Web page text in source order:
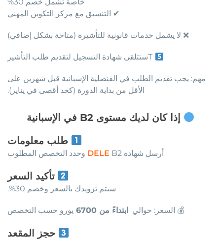
✔ التنسيق مع مركز التكوين المهني
❌ لا يشمل خدمات قانونية للتأشيرة (متاحة بشكل إضافي)
Tستتلقى شهادة التسجيل لتقديم طلب التأشير
مهم: يجب تقديم الطلب في القنصلية الإسبانية قبل شهرين على
الأقل من بداية الدورة (كحد أقصى في يناير).
إذا كان لديك مستوى B2 في الإسبانية
طلب معلومات
أرسل شهادة DELE B2 وحدد التخصص المطلوب
تأكيد السعر
سيتم تزويدك بالسعر وخصم 30%.
💰 السعر: حوالي ابتداءً من 6700 يورو حسب التخصص
حجز المقعد